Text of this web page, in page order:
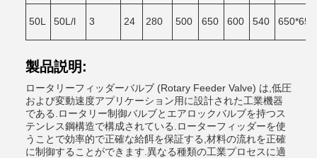
50L 50L/l 3 24 280 500 650 600 540 650*650
製品説明:
ロータリーフィッダーバルブ (Rotary Feeder Valve) は,低圧
および変動速度アプリケーション用に設計された工業機器
である.ロータリー制御バルブとエアロックバルブを持つス
テンレス鋼構造で構成されている.ローターフィッダーを使
うことで効率的で正確な給餌を保証する,材料の流れを正確
に制御することができます.異なる種類の工業プロセスに適